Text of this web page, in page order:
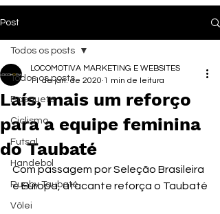
Post
Todos os posts
Basquete
Ciclismo
Futsal
Handebol
Rugby Taubaté
Vôlei
Todos os posts
Laís, mais um reforço
para a equipe feminina
do Taubaté
LOCOMOTIVA MARKETING E WEBSITES
11 de jan. de 2020 1 min de leitura
Com passagem por Seleção Brasileira
e Europa, atacante reforça o Taubaté